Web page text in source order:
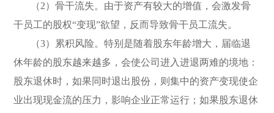
（2）骨干流失。由于资产有较大的增值，会激发骨
干员工的股权“变现”欲望，反而导致骨干员工流失。
（3）累积风险。特别是随着股东年龄增大，届临退
休年龄的股东越来越多，会使公司进入进退两难的境地：
股东退休时，如果同时退出股份，则集中的资产变现使企
业出现现金流的压力，影响企业正常运行；如果股东退休